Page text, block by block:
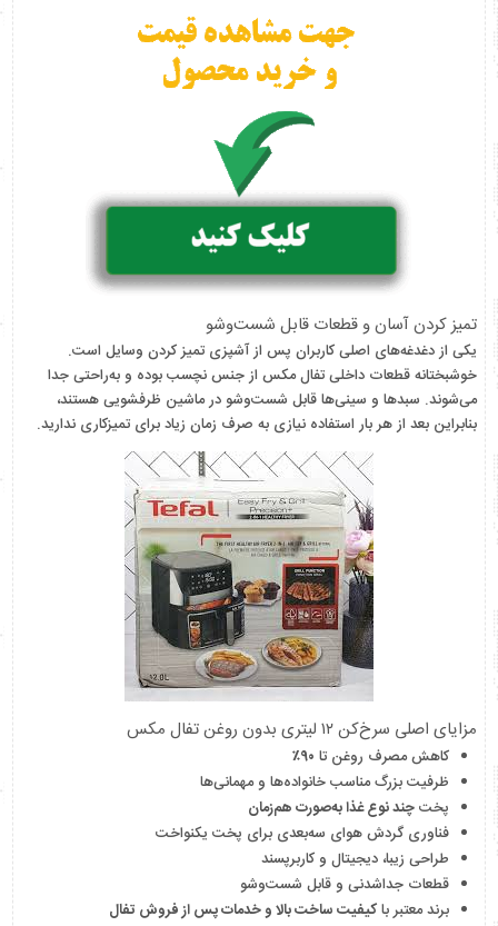
تمیز کردن آسان و قطعات قابل شست‌وشو
یکی از دغدغه‌های اصلی کاربران پس از آشپزی تمیز کردن وسایل است.
خوشبختانه قطعات داخلی تفال مکس از جنس نچسب بوده و به‌راحتی جدا
می‌شوند. سبدها و سینی‌ها قابل شست‌وشو در ماشین ظرفشویی هستند،
بنابراین بعد از هر بار استفاده نیازی به صرف زمان زیاد برای تمیزکاری ندارید.
مزایای اصلی سرخ‌کن ۱۲ لیتری بدون روغن تفال مکس
کاهش مصرف روغن تا ۹۰٪
ظرفیت بزرگ مناسب خانواده‌ها و مهمانی‌ها
پختچند نوع غذا به‌صورت هم‌زمان
فناوری گردش هوای سه‌بعدی برای پخت یکنواخت
طراحی زیبا، دیجیتال و کاربرپسند
قطعات جداشدنی و قابل شست‌وشو
برند معتبر باکیفیت ساخت بالا و خدمات پس از فروش تفال